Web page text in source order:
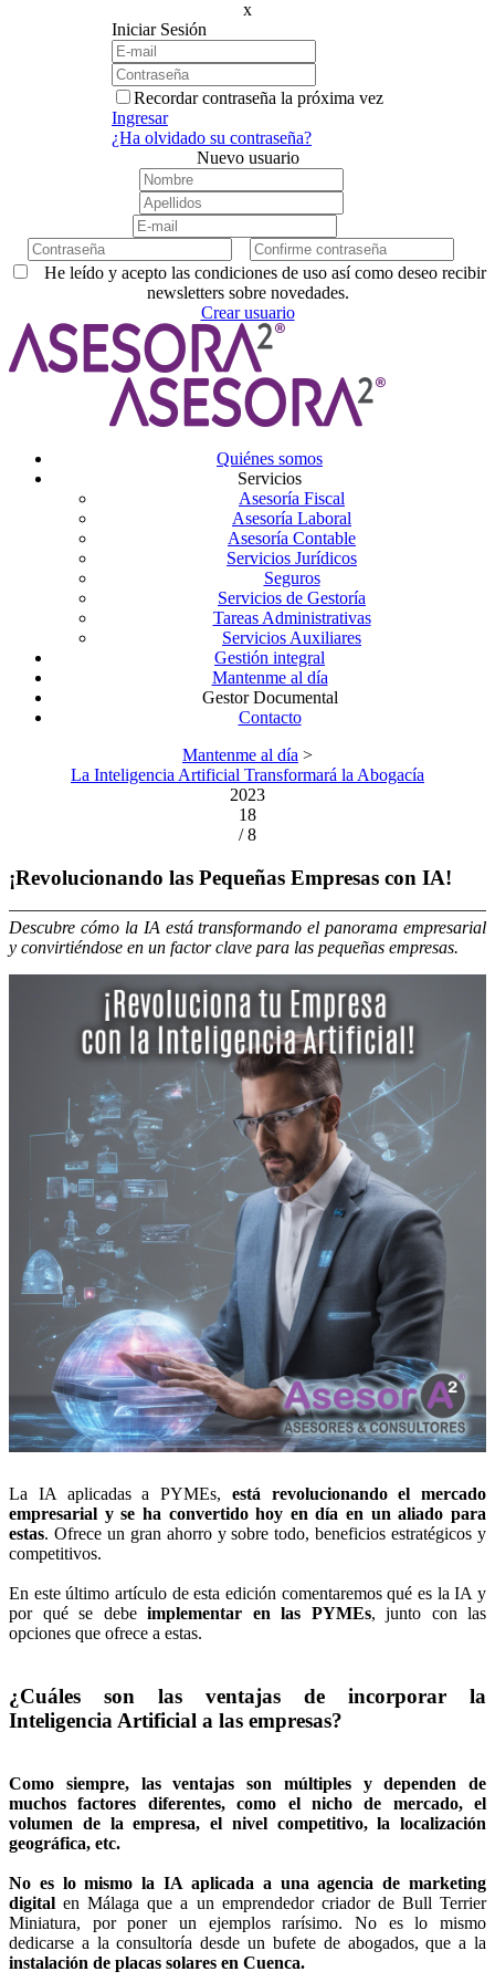
x
Iniciar Sesión
Recordar contraseña la próxima vez
Ingresar
¿Ha olvidado su contraseña?
Nuevo usuario
He leído y acepto las condiciones de uso así como deseo recibir
newsletters sobre novedades.
Crear usuario
Quiénes somos
Servicios
Asesoría Fiscal
Asesoría Laboral
Asesoría Contable
Servicios Jurídicos
Seguros
Servicios de Gestoría
Tareas Administrativas
Servicios Auxiliares
Gestión integral
Mantenme al día
Gestor Documental
Contacto
Mantenme al día >
La Inteligencia Artificial Transformará la Abogacía
2023
18
/ 8
¡Revolucionando las Pequeñas Empresas con IA!
Descubre cómo la IA está transformando el panorama empresarial
y convirtiéndose en un factor clave para las pequeñas empresas.
La IA aplicadas a PYMEs, está revolucionando el mercado
empresarial y se ha convertido hoy en día en un aliado para
estas. Ofrece un gran ahorro y sobre todo, beneficios estratégicos y
competitivos.
En este último artículo de esta edición comentaremos qué es la IA y
por qué se debe implementar en las PYMEs, junto con las
opciones que ofrece a estas.
¿Cuáles son las ventajas de incorporar la
Inteligencia Artificial a las empresas?
Como siempre, las ventajas son múltiples y dependen de
muchos factores diferentes, como el nicho de mercado, el
volumen de la empresa, el nivel competitivo, la localización
geográfica, etc.
No es lo mismo la IA aplicada a una agencia de marketing
digital en Málaga que a un emprendedor criador de Bull Terrier
Miniatura, por poner un ejemplos rarísimo. No es lo mismo
dedicarse a la consultoría desde un bufete de abogados, que a la
instalación de placas solares en Cuenca.